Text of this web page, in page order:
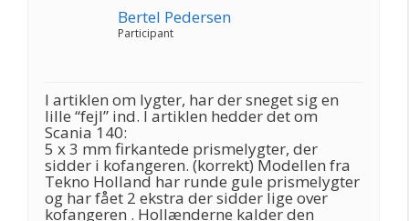
Bertel Pedersen
Participant
I artiklen om lygter, har der sneget sig en
lille “fejl” ind. I artiklen hedder det om
Scania 140:
5 x 3 mm firkantede prismelygter, der
sidder i kofangeren. (korrekt) Modellen fra
Tekno Holland har runde gule prismelygter
og har fået 2 ekstra der sidder lige over
kofangeren . Hollænderne kalder den